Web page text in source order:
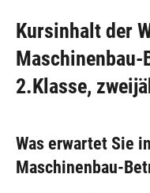
Kursinhalt der
2.Klasse,
Was erwartet Sie
Maschinenbau-